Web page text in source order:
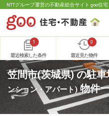
NTTグループ運営の不動産総合サイト goo住
1
最近検索した条件
0
最近見た物件
笠間市(茨城県) の駐
ンション・アパート) 物件